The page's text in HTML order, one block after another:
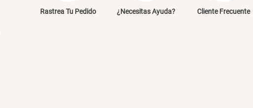
Rastrea Tu Pedido ¿Necesitas Ayuda? Cliente Frecuente